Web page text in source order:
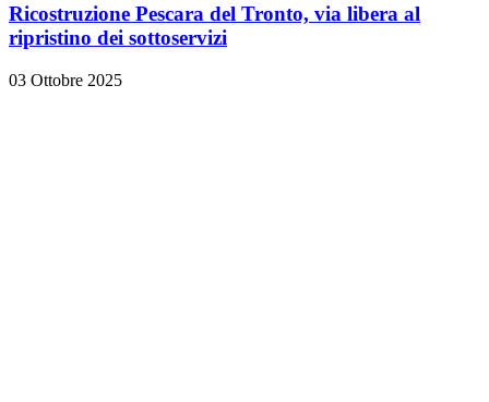
Ricostruzione Pescara del Tronto, via libera al
ripristino dei sottoservizi
03 Ottobre 2025